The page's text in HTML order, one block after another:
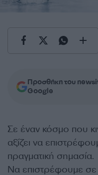
Προσθήκη του
Google
Σε έναν κόσμο που
αξίζει να
πραγματική σημασία.
Να επιστρέφουμε σε